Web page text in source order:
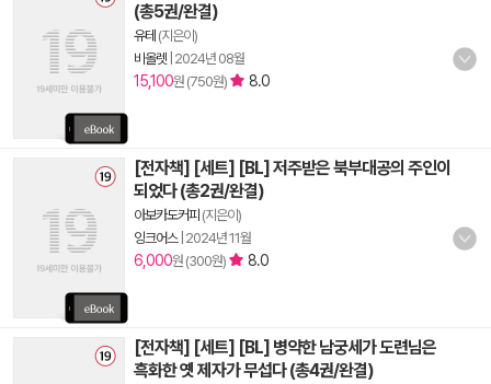
(총5권/완결)
유테 (지은이)
비올렛 2024년 08월
15,100원 (750원) 8.0
[전자책] [세트] [BL] 저주받은 북부대공의 주인이
되었다 (총2권/완결)
아보카도커피 (지은이)
잉크어스| 2024년 11월
6,000원 (300원) 8.0
[전자책] [세트] [BL] 병약한 남궁세가 도련님은
흑화한 옛 제자가 무섭다 (총4권/완결)